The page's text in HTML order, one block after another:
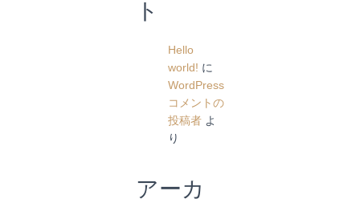
ト
Hello
world! に
WordPress
コメントの
投稿者 よ
り
アーカ